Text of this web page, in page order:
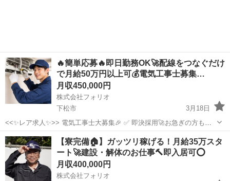
🔥簡単応募🔥即日勤務OK🚀配線をつなぐだけ
で月給50万円以上可💰電気工事士募集…
月収450,000円
株式会社フォリオ
下松市
3月18日
<<✨レア求人✨>> 電気工事士大募集🎉 ✅ 即決採用🚀お急ぎの方も大
歓迎！ ✅「経験よりやる気！」若手スタッフも活躍中🔰 ✅ 黙々作業も
あり☘️自分のペースで仕事できます✨ この求人に辿り着いた方は、...
山口 下松市 その他 電気工事士
【寮完備🏠】ガッツリ稼げる！月給35万スタ
ート🚀建設・解体のお仕事🔨即入居可⭕️
月収400,000円
株式会社フォリオ